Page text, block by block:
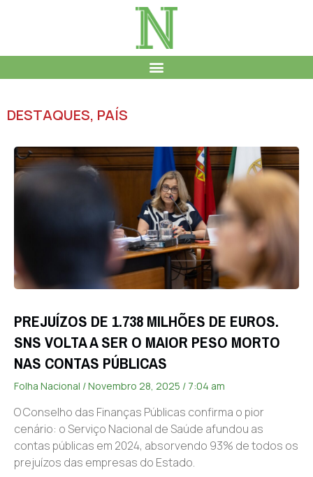
DESTAQUES, PAÍS
PREJUÍZOS DE 1.738 MILHÕES DE EUROS.
SNS VOLTA A SER O MAIOR PESO MORTO
NAS CONTAS PÚBLICAS
Folha Nacional Novembro 28, 2025 7:04 am
O Conselho das Finanças Públicas confirma o pior
cenário: o Serviço Nacional de Saúde afundou as
contas públicas em 2024, absorvendo 93% de todos os
prejuízos das empresas do Estado.